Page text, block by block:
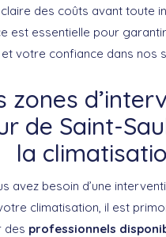
claire des coûts avant toute
est essentielle pour
votre confiance dans nos
zones
de Saint-
la
avez besoin d’une
climatisation, il est
des professionnels